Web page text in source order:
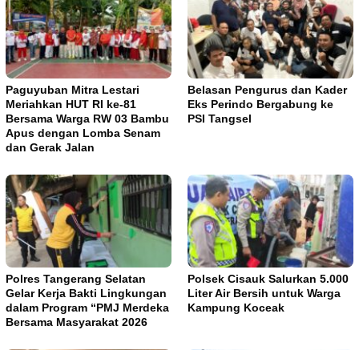
Paguyuban Mitra Lestari
Meriahkan HUT RI ke-81
Bersama Warga RW 03 Bambu
Apus dengan Lomba Senam
dan Gerak Jalan
Belasan Pengurus dan Kader
Eks Perindo Bergabung ke
PSI Tangsel
Polres Tangerang Selatan
Gelar Kerja Bakti Lingkungan
dalam Program “PMJ Merdeka
Bersama Masyarakat 2026
Polsek Cisauk Salurkan 5.000
Liter Air Bersih untuk Warga
Kampung Koceak